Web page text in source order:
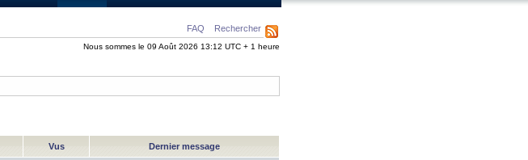
FAQ Rechercher
Nous sommes le 09 Août 2026 13:12 UTC + 1 heure
Vus Dernier message